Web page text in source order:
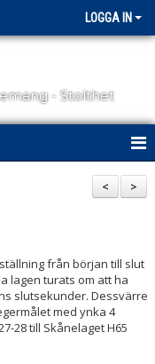
LOGGA IN
- Stolthet
>
<
från början till slut
lagen turats om att ha
slutsekunder. Dessvärre
med ynka 4
28 till Skånelaget H65